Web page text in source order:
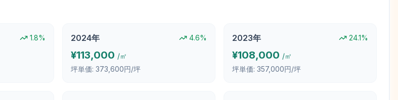
1.8% 2024年 4.6%
¥113,000 /㎡
坪単価: 373,600円/坪
2023年 24.1%
¥108,000 /㎡
坪単価: 357,000円/坪